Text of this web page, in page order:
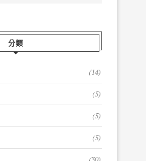
分類
(14)
(5)
(5)
(5)